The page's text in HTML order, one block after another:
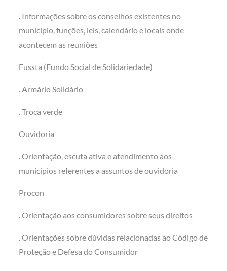
. Informações sobre os conselhos existentes no
município, funções, leis, calendário e locais onde
acontecem as reuniões
Fussta (Fundo Social de Solidariedade)
. Armário Solidário
. Troca verde
Ouvidoria
. Orientação, escuta ativa e atendimento aos
municípios referentes a assuntos de ouvidoria
Procon
. Orientação aos consumidores sobre seus direitos
. Orientações sobre dúvidas relacionadas ao Código de
Proteção e Defesa do Consumidor